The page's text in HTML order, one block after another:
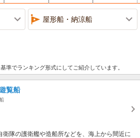
屋形船・納涼船
準でランキング形式にしてご紹介しています。
覧船
隊の護衛艦や造船所などを、海上から間近に